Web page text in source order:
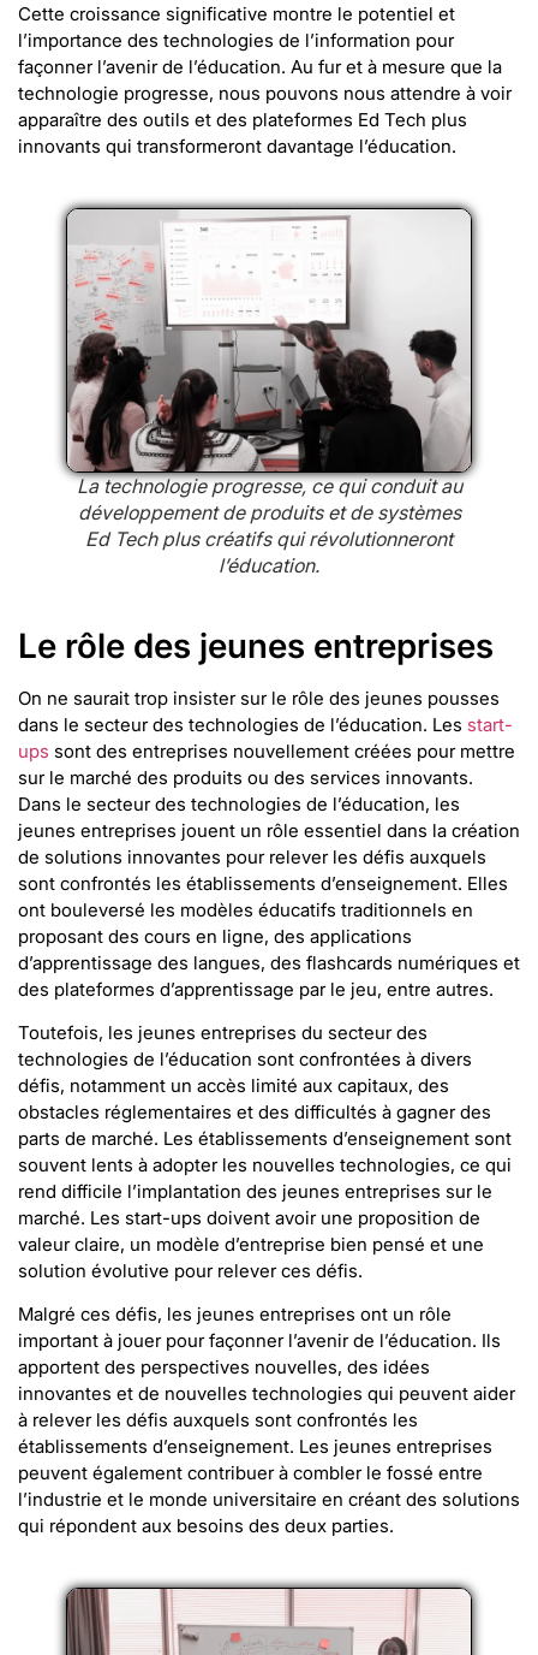
Cette croissance significative montre le potentiel et
l’importance des technologies de l’information pour
façonner l’avenir de l’éducation. Au fur et à mesure que la
technologie progresse, nous pouvons nous attendre à voir
apparaître des outils et des plateformes Ed Tech plus
innovants qui transformeront davantage l’éducation.
La technologie progresse, ce qui conduit au
développement de produits et de systèmes
Ed Tech plus créatifs qui révolutionneront
l’éducation.
Le rôle des jeunes entreprises
On ne saurait trop insister sur le rôle des jeunes pousses
dans le secteur des technologies de l’éducation. Les start-
ups sont des entreprises nouvellement créées pour mettre
sur le marché des produits ou des services innovants.
Dans le secteur des technologies de l’éducation, les
jeunes entreprises jouent un rôle essentiel dans la création
de solutions innovantes pour relever les défis auxquels
sont confrontés les établissements d’enseignement. Elles
ont bouleversé les modèles éducatifs traditionnels en
proposant des cours en ligne, des applications
d’apprentissage des langues, des flashcards numériques et
des plateformes d’apprentissage par le jeu, entre autres.
Toutefois, les jeunes entreprises du secteur des
technologies de l’éducation sont confrontées à divers
défis, notamment un accès limité aux capitaux, des
obstacles réglementaires et des difficultés à gagner des
parts de marché. Les établissements d’enseignement sont
souvent lents à adopter les nouvelles technologies, ce qui
rend difficile l’implantation des jeunes entreprises sur le
marché. Les start-ups doivent avoir une proposition de
valeur claire, un modèle d’entreprise bien pensé et une
solution évolutive pour relever ces défis.
Malgré ces défis, les jeunes entreprises ont un rôle
important à jouer pour façonner l’avenir de l’éducation. Ils
apportent des perspectives nouvelles, des idées
innovantes et de nouvelles technologies qui peuvent aider
à relever les défis auxquels sont confrontés les
établissements d’enseignement. Les jeunes entreprises
peuvent également contribuer à combler le fossé entre
l’industrie et le monde universitaire en créant des solutions
qui répondent aux besoins des deux parties.